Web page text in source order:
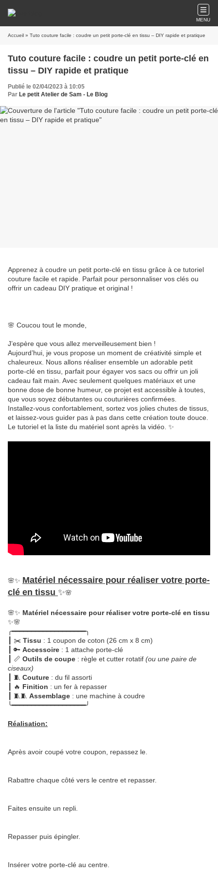
MENU
Accueil » Tuto couture facile : coudre un petit porte-clé en tissu – DIY rapide et pratique
Tuto couture facile : coudre un petit porte-clé en
tissu – DIY rapide et pratique
Publié le 02/04/2023 à 10:05
Par Le petit Atelier de Sam - Le Blog
Apprenez à coudre un petit porte-clé en tissu grâce à ce tutoriel
couture facile et rapide. Parfait pour personnaliser vos clés ou
offrir un cadeau DIY pratique et original !
🌸 Coucou tout le monde,
J’espère que vous allez merveilleusement bien !
Aujourd’hui, je vous propose un moment de créativité simple et
chaleureux. Nous allons réaliser ensemble un adorable petit
porte-clé en tissu, parfait pour égayer vos sacs ou offrir un joli
cadeau fait main. Avec seulement quelques matériaux et une
bonne dose de bonne humeur, ce projet est accessible à toutes,
que vous soyez débutantes ou couturières confirmées.
Installez-vous confortablement, sortez vos jolies chutes de tissus,
et laissez-vous guider pas à pas dans cette création toute douce.
Le tutoriel et la liste du matériel sont après la vidéo. ✨
🌸✨ Matériel nécessaire pour réaliser votre porte-
clé en tissu ✨🌸
🌸✨ Matériel nécessaire pour réaliser votre porte-clé en tissu
✨🌸
╭━━━━━━━━━━━━━━━━━━━╮
┃ ✂️ Tissu : 1 coupon de coton (26 cm x 8 cm)
┃ 🔑 Accessoire : 1 attache porte-clé
┃ 📏 Outils de coupe : règle et cutter rotatif (ou une paire de
ciseaux)
┃ 🧵 Couture : du fil assorti
┃ 🔥 Finition : un fer à repasser
┃ 🧵🧵 Assemblage : une machine à coudre
╰━━━━━━━━━━━━━━━━━━━╯
Réalisation:
Après avoir coupé votre coupon, repassez le.
Rabattre chaque côté vers le centre et repasser.
Faites ensuite un repli.
Repasser puis épingler.
Insérer votre porte-clé au centre.